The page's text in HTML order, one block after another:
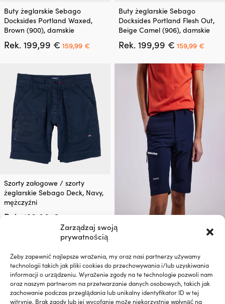
Zarządzaj swoją
prywatnością
Żeby zapewnić najlepsze wrażenia, my oraz nasi partnerzy używamy
technologii takich jak pliki cookies do przechowywania i/lub uzyskiwania
informacji o urządzeniu. Wyrażenie zgody na te technologie pozwoli nam
oraz naszym partnerom na przetwarzanie danych osobowych, takich jak
zachowanie podczas przeglądania lub unikalny identyfikator ID w tej
witrynie. Brak zgody lub jej wycofanie może niekorzystnie wpłynąć na
Ten
produkt
ma
wiele
wariantów.
wybrać
stronie
produktu
Buty żeglarskie Sebago
Docksides Portland Waxed,
Brown (900), damskie
Rek. 199,99 € Pierwotna
cena
199,99 €.
159,99 € Aktualna
wynosi:
159,99 €.
Ten
produkt
ma
wiele
wariantów.
można
wybrać
stronie
produktu
Buty żeglarskie Sebago
Docksides Portland Flesh Out,
Beige Camel (906), damskie
Rek. 199,99 € Pierwotna
cena
wynosiła:
199,99 €.
159,99 €
Ten
produkt
ma
wiele
wariantów.
stronie
produktu
Szorty załogowe / szorty
żeglarskie Sebago Deck, Navy,
mężczyźni
Rek. 129,99 €
cena
wynosiła:
129,99 €.
Aktualna
cena
wynosi:
109,99 €.
Ten
wiele
wariantów.
Opcje
można
wybrać
Rek.109,99€Pierwotna
cena
wynosiła:
109,99 €.
89,99€
cena
89,99